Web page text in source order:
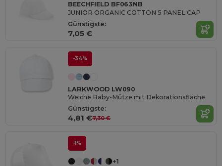
BEECHFIELD BF063NB
JUNIOR ORGANIC COTTON 5 PANEL CAP
Günstigste:
7,05 €
-34%
LARKWOOD LW090
Weiche Baby-Mütze mit Dekorationsfläche
Günstigste:
4,81 €7,30 €
-1%
+1